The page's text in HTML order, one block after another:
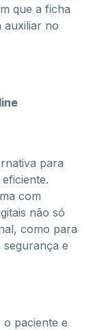
que a ficha
auxiliar no
para
com
não só
como para
e
o paciente e